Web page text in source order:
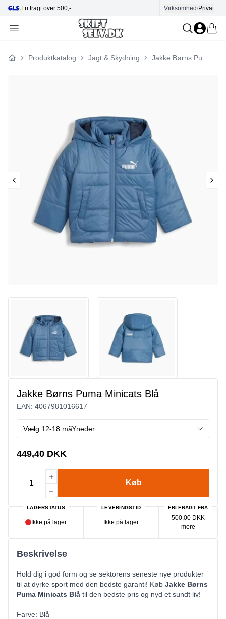
Virksomhed/Privat
Forside
Produktkatalog Jagt & Skydning
Jakke Børns Puma Minicats Blå
EAN: 4067981016617
Vælg 12-18 mã¥neder
449,40 DKK
Køb
LAGERSTATUS
Ikke på lager
LEVERINGSTID
Ikke på lager
FRI FRAGT FRA
500,00 DKK
mere
Beskrivelse
Hold dig i god form og se sektorens seneste nye produkter
til at dyrke sport med den bedste garanti! Køb Jakke Børns
Puma Minicats Blå til den bedste pris og nyd et sundt liv!
Farve: Blå